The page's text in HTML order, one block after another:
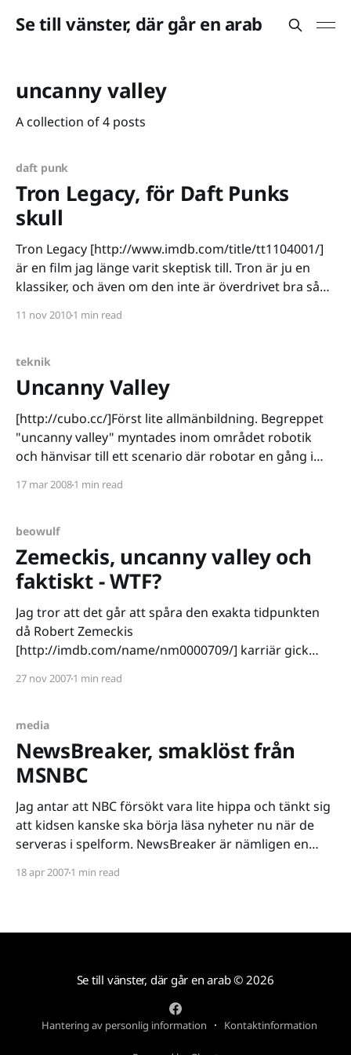
Se till vänster, där går en arab
uncanny valley
A collection of 4 posts
daft punk
Tron Legacy, för Daft Punks
skull
Tron Legacy [http://www.imdb.com/title/tt1104001/]
är en film jag länge varit skeptisk till. Tron är ju en
klassiker, och även om den inte är överdrivet bra så
med en uppföljare till en film som redan gjort sitt
11 nov 20101 min read
teknik
Uncanny Valley
[http://cubo.cc/]Först lite allmänbildning. Begreppet
"uncanny valley" myntades inom området robotik
och hänvisar till ett scenario där robotar en gång i
att känna ett obehag då vi vet att någonting inte
17 mar 20081 min read
beowulf
Zemeckis, uncanny valley och
faktiskt - WTF?
Jag tror att det går att spåra den exakta tidpunkten
då Robert Zemeckis
[http://imdb.com/name/nm0000709/] karriär gick
på som producent för Ghost Ship
Zemeckis varit drivande för sådana hits som
27 nov 20071 min read
media
NewsBreaker, smaklöst från
MSNBC
Jag antar att NBC försökt vara lite hippa och tänkt sig
att kidsen kanske ska börja läsa nyheter nu när de
serveras i spelform. NewsBreaker är nämligen en
2600/breakout_]-klon där det gäller att samla på
18 apr 20071 min read
Se till vänster, där går en arab© 2026
Hantering av personlig information Kontaktinformation